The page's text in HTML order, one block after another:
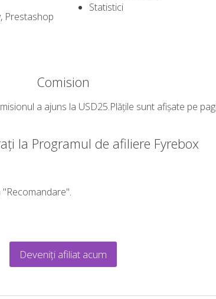
Prestashop
Statistici
Comision
a ajuns la USD25.Plățile sunt afișate pe
la Programul de afiliere Fyrebox
"Recomandare".
Deveniți afiliat acum